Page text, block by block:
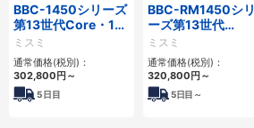
BBC-1450シリーズ
第13世代Core・12
世代Celeron対応小
型フロアマウント
4PCIe
ミスミ
通常価格(税別)：
302,800円～
5日目
BBC-RM1450シリ
ーズ第13世代
Core・12世代
Celeron対応ラック
マウント4PCIe
ミスミ
通常価格(税別)：
320,800円～
5日目～